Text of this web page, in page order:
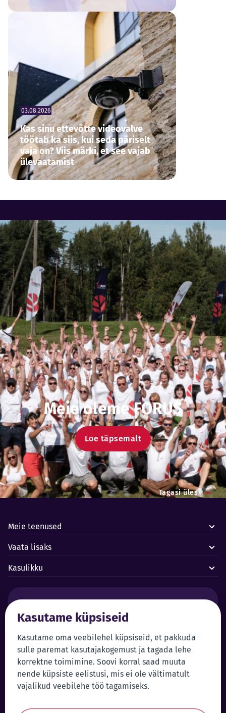
Kasutame küpsiseid
Kasutame oma veebilehel küpsiseid, et pakkuda
sulle paremat kasutajakogemust ja tagada lehe
korrektne toimimine. Soovi korral saad muuta
nende küpsiste eelistusi, mis ei ole vältimatult
vajalikud veebilehe töö tagamiseks.
03.08.2026
Kas sinu ettevõtte videovalve
töötab ka siis, kui seda päriselt
vaja on? Viis märki, et see vajab
ülevaatamist
Meie oleme FORUS
Loe täpsemalt
Tagasi üles
Meie teenused
Vaata lisaks
Kasulikku
Forus juhtimiskeskus 24/7+372 619 1899
Klienditeenindus:
+372 619 1999
klienditeenindus@forus.ee
Iseteenindus
Sisene iseteenindusse
Üldkontakt: Vihjeliin: